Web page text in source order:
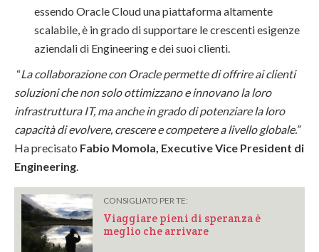
essendo Oracle Cloud una piattaforma altamente
scalabile, è in grado di supportare le crescenti esigenze
aziendali di Engineering e dei suoi clienti.
“La collaborazione con Oracle permette di offrire ai clienti
soluzioni che non solo ottimizzano e innovano la loro
infrastruttura IT, ma anche in grado di potenziare la loro
capacità di evolvere, crescere e competere a livello globale.”
Ha precisato Fabio Momola, Executive Vice President di
Engineering
CONSIGLIATO PER TE:
Viaggiare pieni di speranza è
meglio che arrivare